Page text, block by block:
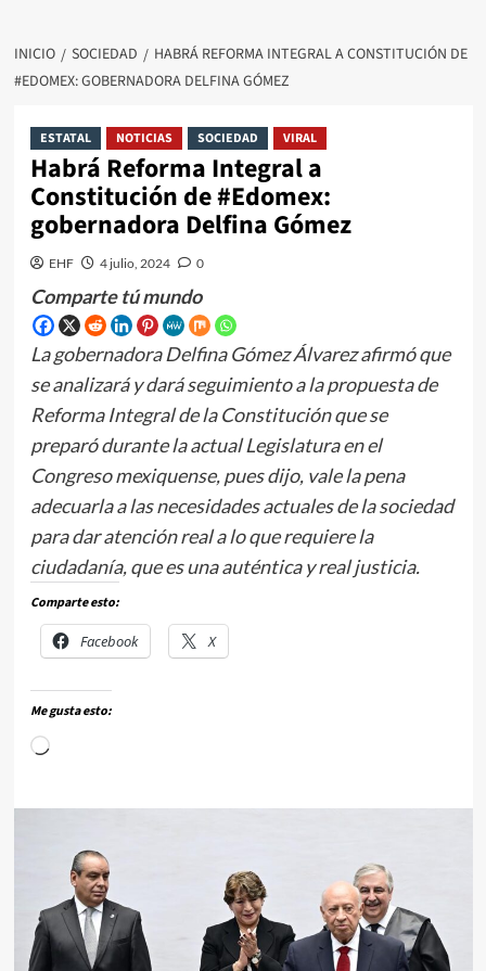
INICIO SOCIEDAD
HABRÁ REFORMA INTEGRAL A CONSTITUCIÓN DE
#EDOMEX: GOBERNADORA DELFINA GÓMEZ
ESTATAL NOTICIAS SOCIEDAD VIRAL
Habrá Reforma Integral a
Constitución de #Edomex:
gobernadora Delfina Gómez
EHF 4 julio, 2024 0
Comparte tú mundo
La gobernadora Delfina Gómez Álvarez afirmó que
se analizará y dará seguimiento a la propuesta de
Reforma Integral de la Constitución que se
preparó durante la actual Legislatura en el
Congreso mexiquense, pues dijo, vale la pena
adecuarla a las necesidades actuales de la sociedad
para dar atención real a lo que requiere la
ciudadanía, que es una auténtica y real justicia.
Comparte esto:
Facebook X
Me gusta esto: